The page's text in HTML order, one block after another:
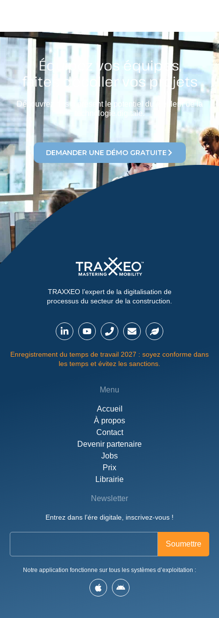
Équipez vos équipes,
faites décoller vos projets
Découvrez dès à présent le potentiel du meilleur de la
technologie digitale.
DEMANDER UNE DÉMO GRATUITE
TRAXXEO l’expert de la digitalisation de
processus du secteur de la construction.
Enregistrement du temps de travail 2027 : soyez conforme dans
les temps et évitez les sanctions.
Menu
Accueil
À propos
Contact
Devenir partenaire
Jobs
Prix
Librairie
Newsletter
Entrez dans l’ére digitale, inscrivez-vous !
Notre application fonctionne sur tous les systèmes d’exploitation :